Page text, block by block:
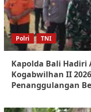
Polri TNI
Kapolda Bali Hadiri
Kogabwilhan II
Penanggulangan